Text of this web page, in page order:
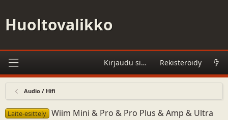
Huoltovalikko
Kirjaudu sisään Rekisteröidy
Audio / Hifi
Laite-esittely Wiim Mini & Pro & Pro Plus & Amp & Ultra